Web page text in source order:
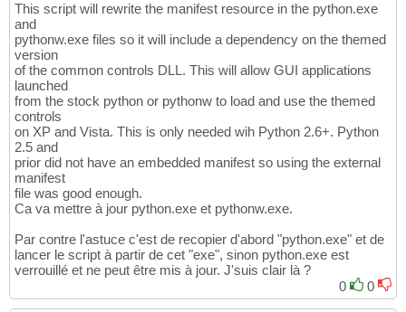
This script will rewrite the manifest resource in the python.exe
and
pythonw.exe files so it will include a dependency on the themed
version
of the common controls DLL. This will allow GUI applications
launched
from the stock python or pythonw to load and use the themed
controls
on XP and Vista. This is only needed wih Python 2.6+. Python
2.5 and
prior did not have an embedded manifest so using the external
manifest
file was good enough.
Ca va mettre à jour python.exe et pythonw.exe.
Par contre l'astuce c'est de recopier d'abord "python.exe" et de
lancer le script à partir de cet "exe", sinon python.exe est
verrouillé et ne peut être mis à jour. J'suis clair là ?
0
0